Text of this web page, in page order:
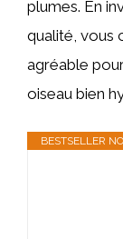
plumes. En
qualité, vous
agréable
oiseau bien
BESTSELLER